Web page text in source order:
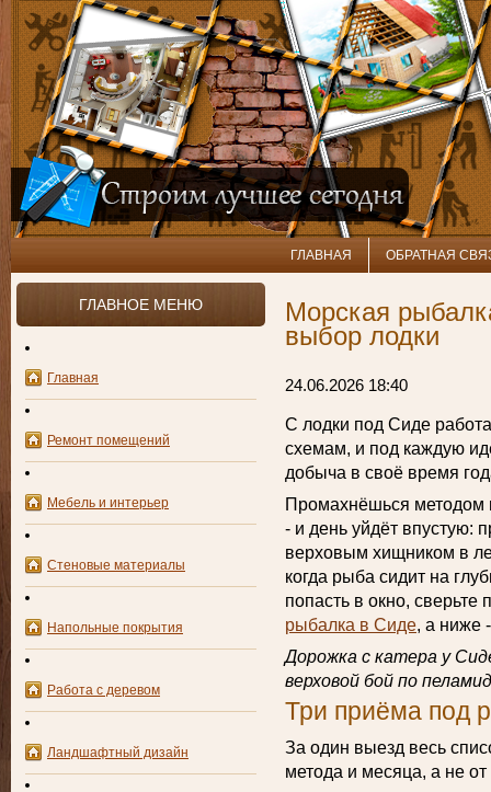
ГЛАВНАЯ ОБРАТНАЯ
ГЛАВНОЕ МЕНЮ
Главная
Ремонт помещений
Мебель и интерьер
Стеновые материалы
Напольные покрытия
Работа с деревом
Ландшафтный дизайн
Морская
выбор лодки
24.06.2026 18:40
С лодки под Сиде
схемам, и под каждую
добыча в своё время
Промахнёшься методом
- и день уйдёт впустую:
верховым хищником в
когда рыба сидит на
попасть в окно,
рыбалка в Сиде, а ниже
Дорожка с катера у
верховой бой по
Три приёма под
За один выезд весь
метода и месяца, а не